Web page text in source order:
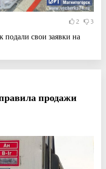
2 3
подали свои заявки на
продажи